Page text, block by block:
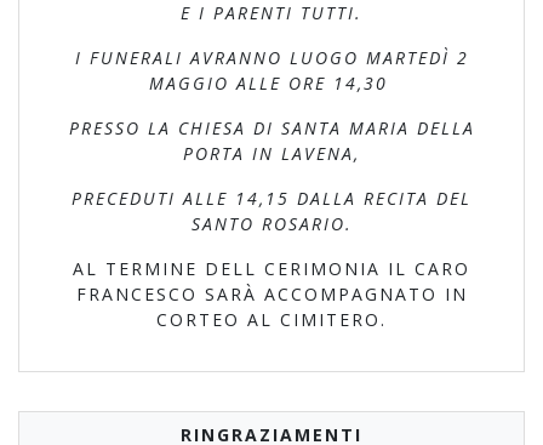
E I PARENTI TUTTI.
I FUNERALI AVRANNO LUOGO MARTEDÌ 2
MAGGIO ALLE ORE 14,30
PRESSO LA CHIESA DI SANTA MARIA DELLA
PORTA IN LAVENA,
PRECEDUTI ALLE 14,15 DALLA RECITA DEL
SANTO ROSARIO.
AL TERMINE DELL CERIMONIA IL CARO
FRANCESCO SARÀ ACCOMPAGNATO IN
CORTEO AL CIMITERO.
RINGRAZIAMENTI